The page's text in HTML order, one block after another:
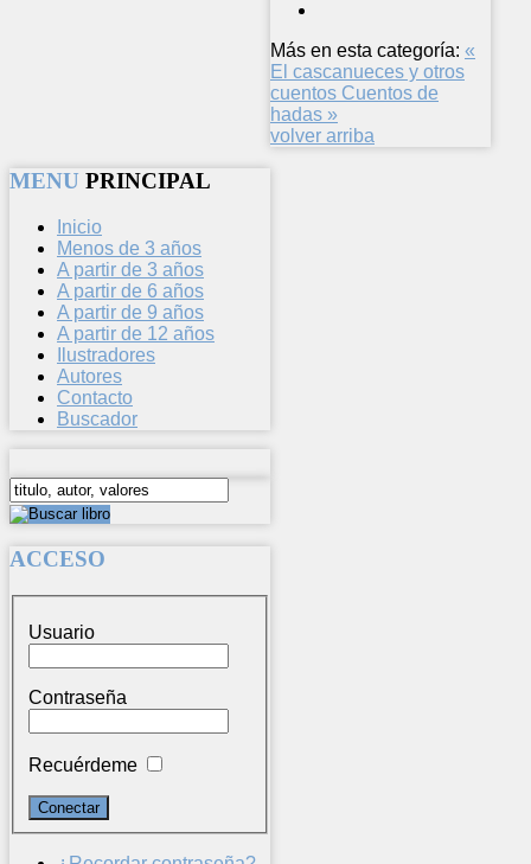
Más en esta categoría: «
El cascanueces y otros
cuentos Cuentos de
hadas »
volver arriba
MENU PRINCIPAL
Inicio
Menos de 3 años
A partir de 3 años
A partir de 6 años
A partir de 9 años
A partir de 12 años
Ilustradores
Autores
Contacto
Buscador
ACCESO
Usuario
Contraseña
Recuérdeme